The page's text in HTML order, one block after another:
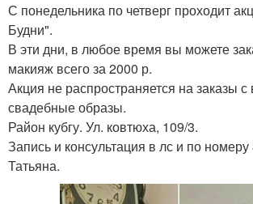
С понедельника по четверг проходит
Будни".
В эти дни, в любое время вы можете
макияж всего за 2000 р.
Акция не распространяется на заказы
свадебные образы.
Район кубгу. Ул. ковтюха, 109/3.
Запись и консультация в лс и по
Татьяна.